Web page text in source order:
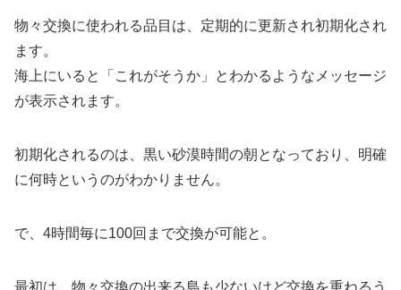
物々交換に使われる品目は、定期的に更新され初期化され
ます。
海上にいると「これがそうか」とわかるようなメッセージ
が表示されます。
初期化されるのは、黒い砂漠時間の朝となっており、明確
に何時というのがわかりません。
で、4時間毎に100回まで交換が可能と。
最初は、物々交換の出来る島も少ないけど交換を重ねるう